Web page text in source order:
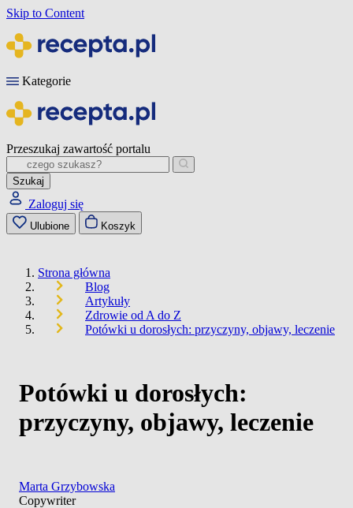
Skip to Content
Kategorie
Przeszukaj zawartość portalu
Szukaj
Zaloguj się
Ulubione Koszyk
Strona główna
Blog
Artykuły
Zdrowie od A do Z
Potówki u dorosłych: przyczyny, objawy, leczenie
Potówki u dorosłych:
przyczyny, objawy, leczenie
Marta Grzybowska
Copywriter